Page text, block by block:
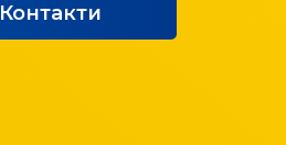
Контакти